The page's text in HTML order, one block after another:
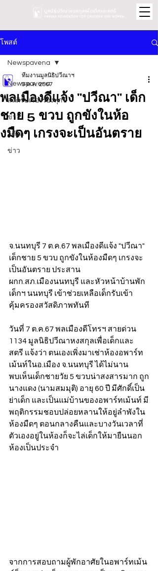
โพสต์
Newspavena
สถิติรับเรื่องร้องทุกข์
ข่าว
วิดีโอ
ข่าว
Newspavena
พลเมืองดีแจ้ง "ปวีณา" เด็ก
ชาย 5 ขวบ ถูกขังในห้อ
งมืดๆ เกรงจะเป็นอันตราย
ทีมงานมูลนิธิปวีณาฯ
9 ต.ค. 2567
จ.นนทบุรี 7 ต.ค.67 พลเมืองดีแจ้ง "ปวีณา"
เด็กชาย 5 ขวบ ถูกขังในห้องมืดๆ เกรงจะ
เป็นอันตราย ประสาน
ผกก.สภ.เมืองนนทบุรี และหัวหน้าบ้านพัก
เด็กฯ นนทบุรี เข้าช่วยเหลือเด็กรับเข้า
คุ้มครองสวัสดิภาพทันที
วันที่ 7 ต.ค.67 พลเมืองดีโทรฯ สายด่วน
1134 มูลนิธิปวีณาหงสกุลเพื่อเด็กและ
สตรี แจ้งว่า ตนเองเพิ่งมาเช่าห้องอพาร์ท
เม้นท์ในอ.เมือง จ.นนทบุรี ได้ไม่นาน
พบเห็นเด็กชายวัย 5 ขวบน่าสงสารมาก ถูก
นางแดง (นามสมมุติ) อายุ 60 ปี มีศักดิ์เป็น
ย่าเด็ก และเป็นแม่บ้านของอพาร์ทเม้นท์ มี
พฤติกรรมชอบปล่อยหลานให้อยู่ลำพังใน
ห้องมืดๆ ตอนกลางคืนและบางวันเวลาที่
ตัวเองอยู่ในห้องก็จะไล่เด็กให้มายืนนอก
ห้องเป็นประจำ
จากการสอบถามผู้พักอาศัยในอพาร์ทเม้น